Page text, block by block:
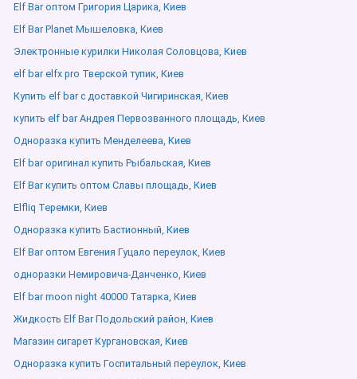
Elf Bar оптом Григория Царика, Киев
Elf Bar Planet Мышеловка, Киев
Электронные курилки Николая Соловцова, Киев
elf bar elfx pro Тверской тупик, Киев
Купить elf bar с доставкой Чигиринская, Киев
купить elf bar Андрея Первозванного площадь, Киев
Одноразка купить Менделеева, Киев
Elf bar оригинал купить Рыбальская, Киев
Elf Bar купить оптом Славы площадь, Киев
Elfliq Теремки, Киев
Одноразка купить Бастионный, Киев
Elf Bar оптом Евгения Гуцало переулок, Киев
одноразки Немировича-Данченко, Киев
Elf bar moon night 40000 Татарка, Киев
Жидкость Elf Bar Подольский район, Киев
Магазин сигарет Кургановская, Киев
Одноразка купить Госпитальный переулок, Киев